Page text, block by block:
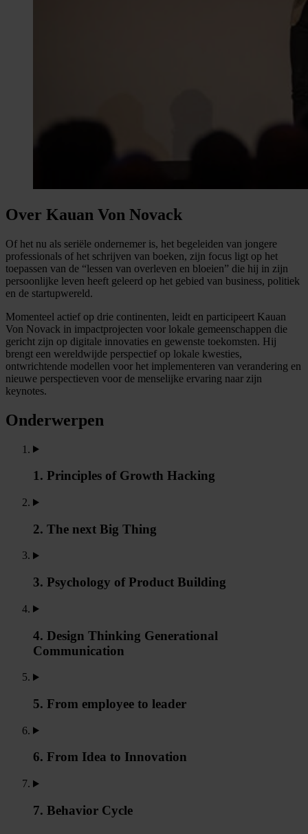
Over Kauan Von Novack
Of het nu als seriële ondernemer is, het begeleiden van jongere
professionals of het schrijven van boeken, zijn focus ligt op het
toepassen van de “lessen van overleven en bloeien” die hij in zijn
persoonlijke leven heeft geleerd op het gebied van business, politiek
en de startupwereld.
Momenteel actief op drie continenten, leidt en participeert Kauan
Von Novack in impactprojecten voor lokale gemeenschappen die
gericht zijn op digitale innovaties en gewenste toekomsten. Hij
brengt een wereldwijde perspectief op lokale kwesties,
ontwrichtende modellen voor het implementeren van verandering en
nieuwe perspectieven voor de menselijke ervaring naar zijn
keynotes.
Onderwerpen
1. Principles of Growth Hacking
2. The next Big Thing
3. Psychology of Product Building
4. Design Thinking Generational
Communication
5. From employee to leader
6. From Idea to Innovation
7. Behavior Cycle